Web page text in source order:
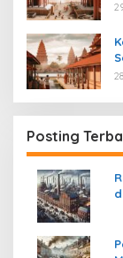
Posting